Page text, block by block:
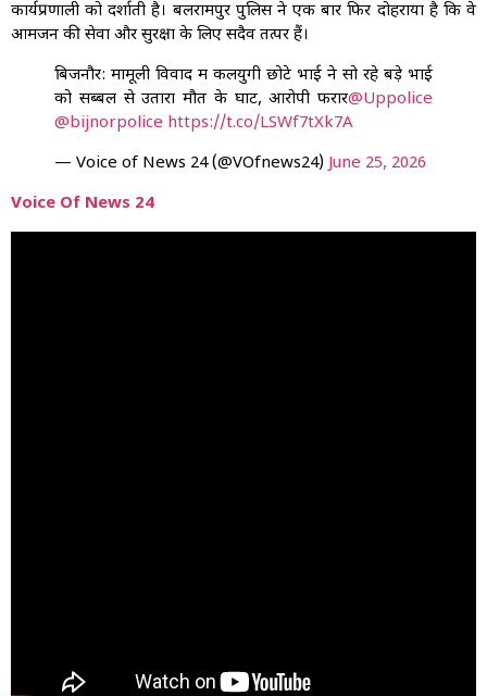
कार्यप्रणाली को दर्शाती है। बलरामपुर पुलिस ने एक बार फिर दोहराया है कि वे
आमजन की सेवा और सुरक्षा के लिए सदैव तत्पर हैं।
बिजनौर: मामूली विवाद में कलयुगी छोटे भाई ने सो रहे बड़े भाई
को सब्बल से उतारा मौत के घाट, आरोपी फरार@Uppolice
@bijnorpolice https://t.co/LSWf7tXk7A
— Voice of News 24 (@VOfnews24) June 25, 2026
Voice Of News 24